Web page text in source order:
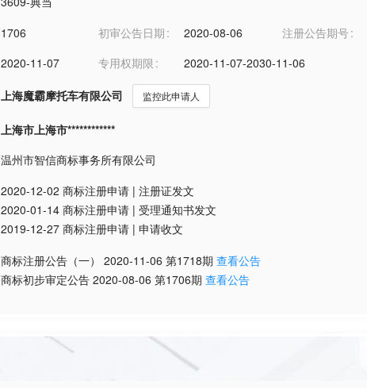
1706 初审公告日期 2020-08-06 注册公告期号
2020-11-07 专用权期限
2020-11-07-2030-11-06
上海魔霸摩托车有限公司 监控此申请人
上海市上海市************
温州市智信商标事务所有限公司
2020-12-02 商标注册申请 | 注册证发文
2020-01-14 商标注册申请 | 受理通知书发文
2019-12-27 商标注册申请 | 申请收文
商标注册公告（一） 2020-11-06 第1718期 查看公告
商标初步审定公告 2020-08-06 第1706期 查看公告